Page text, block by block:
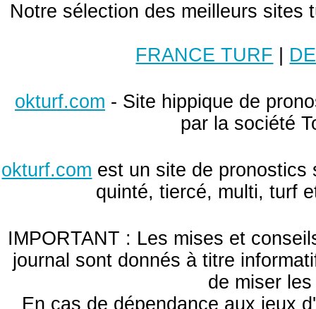
Notre sélection des meilleurs sites
FRANCE TURF
okturf.com - Site hippique de
par la société
okturf.com est un site de pronostics
quinté, tiercé, multi, turf
IMPORTANT : Les mises et
journal sont donnés à titre
de miser
En cas de dépendance aux jeux